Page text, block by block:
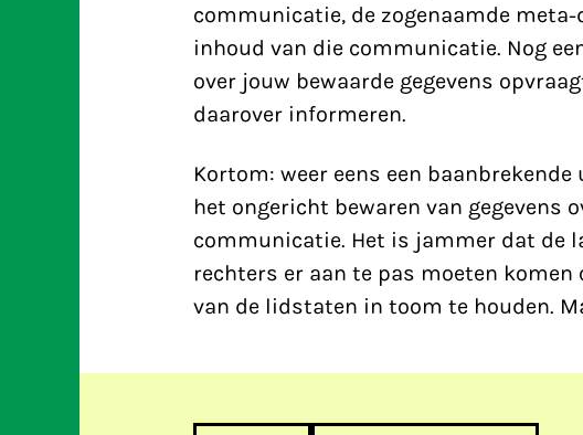
communicatie, de zogenaamde
inhoud van die communicatie. Nog
over jouw bewaarde gegevens
daarover informeren.
Kortom: weer eens een
het ongericht bewaren van gegevens
communicatie. Het is jammer dat de
rechters er aan te pas moeten
van de lidstaten in toom te houden.